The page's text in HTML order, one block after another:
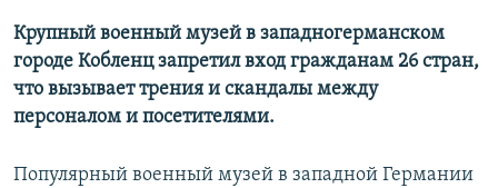
Крупный военный музей в западногерманском
городе Кобленц запретил вход гражданам 26 стран,
что вызывает трения и скандалы между
персоналом и посетителями.
Популярный военный музей в западной Германии